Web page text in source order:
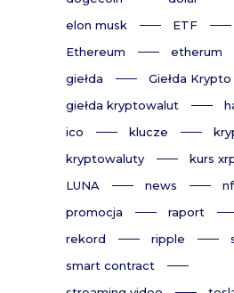
elon musk
ETF
Ethereum
etherum
giełda
Giełda Krypto
giełda kryptowalut
ico
klucze
kryptowaluty
kurs
LUNA
news
promocja
raport
rekord
ripple
smart contract